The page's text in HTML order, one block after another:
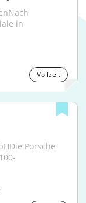
Vollzeit
Porsche